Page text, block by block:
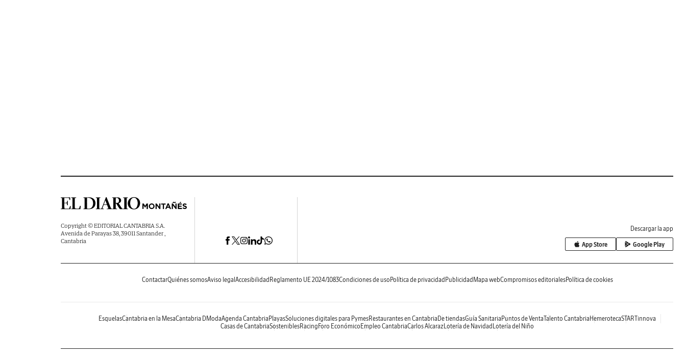
Copyright © EDITORIAL CANTABRIA S.A.
Avenida de Parayas 38, 39011 Santander ,
Cantabria
Descargar la app
App Store Google Play
ContactarQuiénes somosAviso legal Accesibilidad Reglamento UE 2024/1083Condiciones de uso Política de privacidad Publicidad Mapa webCompromisos editorialesPolítica de cookies
EsquelasCantabria en la MesaCantabria DModaAgenda Cantabria PlayasSoluciones digitales para PymesRestaurantes en Cantabria De tiendasGuía Sanitaria Puntos de VentaTalento Cantabria HemerotecaSTARTinnova
Casas de CantabriaSosteniblesRacing Foro Económico Empleo CantabriaCarlos AlcarazLotería de Navidad Lotería del Niño